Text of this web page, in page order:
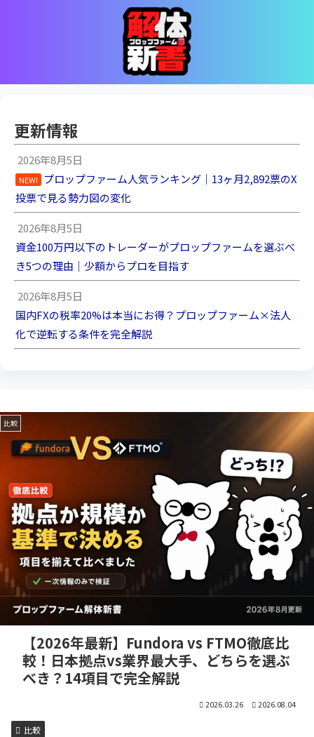
更新情報
2026年8月5日
NEW!
プロップファーム人気ランキング｜13ヶ月2,892票のX
投票で見る勢力図の変化
2026年8月5日
資金100万円以下のトレーダーがプロップファームを選ぶべ
き5つの理由｜少額からプロを目指す
2026年8月5日
国内FXの税率20%は本当にお得？プロップファーム×法人
化で逆転する条件を完全解説
【2026年最新】Fundora vs FTMO徹底比
較！日本拠点vs業界最大手、どちらを選ぶ
べき？14項目で完全解説
比較
2026.03.26 2026.08.04
比較